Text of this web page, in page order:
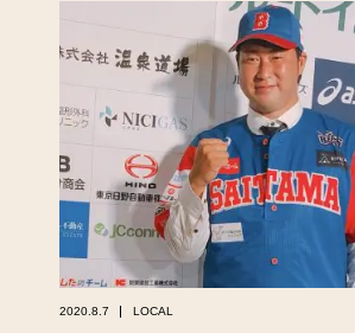
2020.8.7 LOCAL